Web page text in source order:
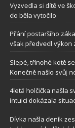
Vyzvedla si dítě ve
do běla vytočilo
Přání postaršího
však předvedl výkon
Slepé, třínohé kotě
Konečně našlo svůj
4letá holčička našla
intuici dokázala
Dívka našla deník